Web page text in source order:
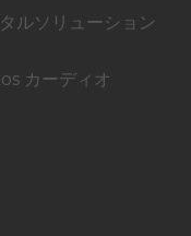
ルソリューション
カーディオ